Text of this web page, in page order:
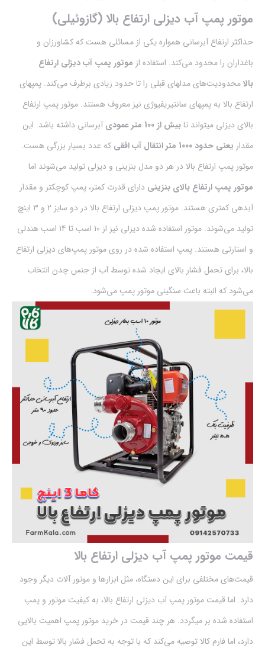
موتور پمپ آب دیزلی ارتفاع بالا (گازوئیلی)
حداکثر ارتفاع آبرسانی همواره یکی از مسائلی هست که کشاورزان و
باغداران را محدود می‌کند. استفاده از موتور پمپ آب دیزلی ارتفاع
بالامحدودیت‌های مدلهای قبلی را تا حدود زیادی برطرف می‌کند. پمپهای
ارتفاع بالا به پمپهای سانتیریفیوژی نیز معروف هستند. موتور پمپ ارتفاع
بالای دیزلی میتواند تابیش از 100 متر عمودی
آبرسانی داشته باشد. این
مقدار یعنی حدود 1000 متر انتقال آب افقی
که عدد بسیار بزرگی هست.
موتور پمپ ارتفاع بالا در هر دو مدل بنزینی و دیزلی تولید می‌شوند اما
موتور پمپ ارتفاع بالای بنزینی دارای قدرت کمتر، پمپ کوچکتر و مقدار
آبدهی کمتری هستند. موتور پمپ‌ دیزلی ارتفاع بالا در دو سایز 2 و 3 اینچ
تولید می‌شوند. موتور استفاده شده دیزلی نیز از 10 اسب تا 14 اسب هندلی
و استارتی هستند. پمپ‌ استفاده شده در روی موتور پمپ‌های دیزلی ارتفاع
بالا، برای تحمل فشار بالای ایجاد شده توسط آب از جنس چدن انتخاب
می‌شود که البته باعث سنگینی موتور پمپ می‌شود.
قیمت موتور پمپ آب دیزلی ارتفاع بالا
قیمت‌های مختلفی برای این دستگاه، مثل ابزارها و موتور آلات دیگر وجود
دارد. اما قیمت موتور پمپ آب دیزلی ارتفاع بالا، به کیفیت موتور و پمپ
استفاده شده بر میگردد. هر چند قیمت در خرید موتور پمپ اهمیت بالایی
دارد، اما فارم کالا توصیه می‌کند که با توجه به تحمل فشار بالا توسط این